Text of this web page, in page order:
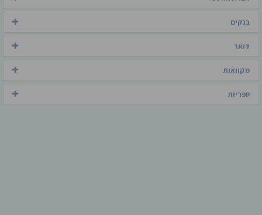
בנקים
דואר
מקוואות
ספריות